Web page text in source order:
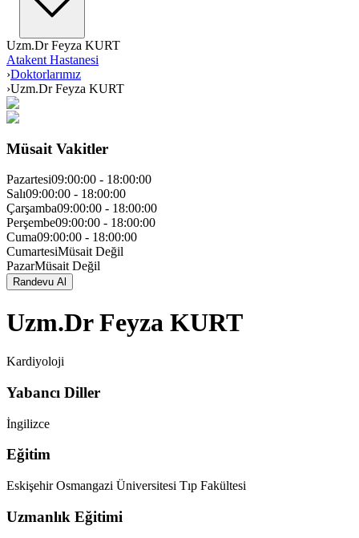
Uzm.Dr Feyza KURT
Atakent Hastanesi
›Doktorlarımız
›Uzm.Dr Feyza KURT
Müsait Vakitler
Pazartesi09:00:00 - 18:00:00
Salı09:00:00 - 18:00:00
Çarşamba09:00:00 - 18:00:00
Perşembe09:00:00 - 18:00:00
Cuma09:00:00 - 18:00:00
CumartesiMüsait Değil
PazarMüsait Değil
Randevu Al
Uzm.Dr Feyza KURT
Kardiyoloji
Yabancı Diller
İngilizce
Eğitim
Eskişehir Osmangazi Üniversitesi Tıp Fakültesi
Uzmanlık Eğitimi